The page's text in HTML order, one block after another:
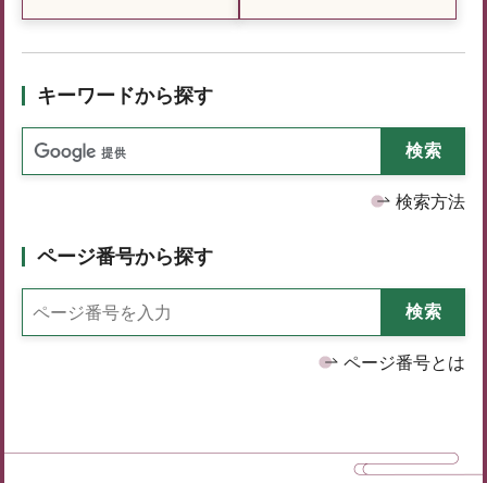
キーワードから探す
検索方法
ページ番号から探す
ページ番号とは